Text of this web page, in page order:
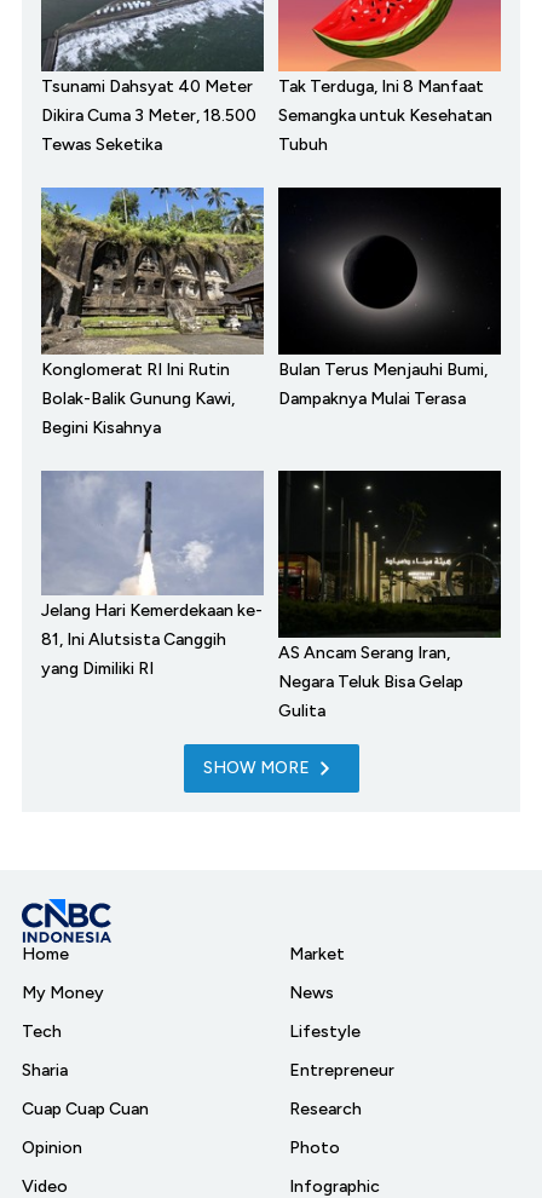
Tsunami Dahsyat 40 Meter
Dikira Cuma 3 Meter, 18.500
Tewas Seketika
Tak Terduga, Ini 8 Manfaat
Semangka untuk Kesehatan
Tubuh
Konglomerat RI Ini Rutin
Bolak-Balik Gunung Kawi,
Begini Kisahnya
Bulan Terus Menjauhi Bumi,
Dampaknya Mulai Terasa
Jelang Hari Kemerdekaan ke-
81, Ini Alutsista Canggih
yang Dimiliki RI
AS Ancam Serang Iran,
Negara Teluk Bisa Gelap
Gulita
SHOW MORE
Home
My Money
Tech
Sharia
Cuap Cuap Cuan
Opinion
Video
Market
News
Lifestyle
Entrepreneur
Research
Photo
Infographic